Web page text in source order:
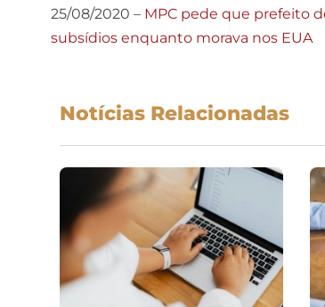
25/08/2020 – MPC pede que prefeito
subsídios enquanto morava nos EUA
Notícias Relacionadas